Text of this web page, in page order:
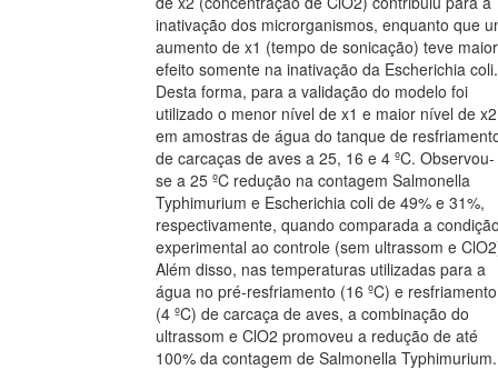
inativação dos microrganismos, enquanto que
aumento de x1 (tempo de sonicação) teve maior
efeito somente na inativação da Escherichia coli.
Desta forma, para a validação do modelo foi
utilizado o menor nível de x1 e maior nível de x2
em amostras de água do tanque de
de carcaças de aves a 25, 16 e 4 ºC. Observou-
se a 25 ºC redução na contagem Salmonella
Typhimurium e Escherichia coli de 49% e 31%,
respectivamente, quando comparada a
experimental ao controle (sem ultrassom e
Além disso, nas temperaturas utilizadas para a
água no pré-resfriamento (16 ºC) e resfriamento
(4 ºC) de carcaça de aves, a combinação do
ultrassom e ClO2 promoveu a redução de até
100% da contagem de Salmonella Typhimurium.